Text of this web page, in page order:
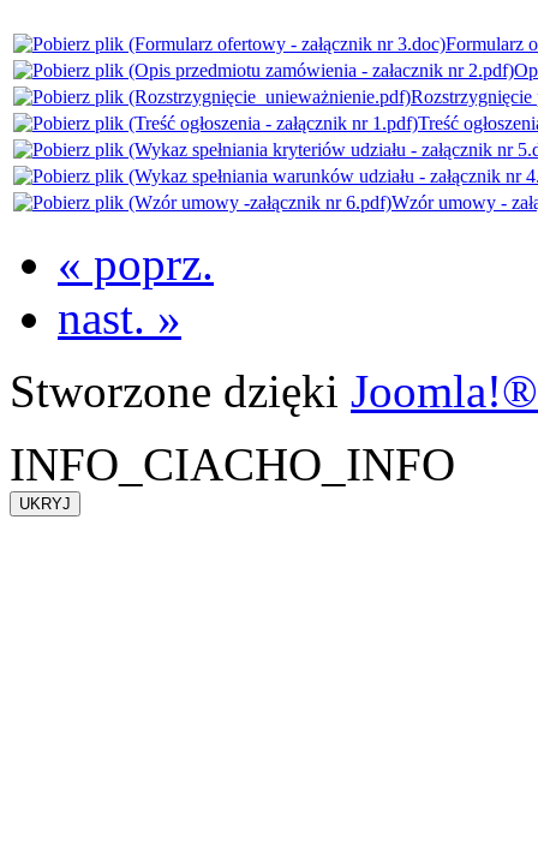
Formularz
Rozstrzygnięcie
Treść
Wzór umowy -
« poprz.
nast. »
Stworzone dzięki Joomla!®
INFO_CIACHO_INFO